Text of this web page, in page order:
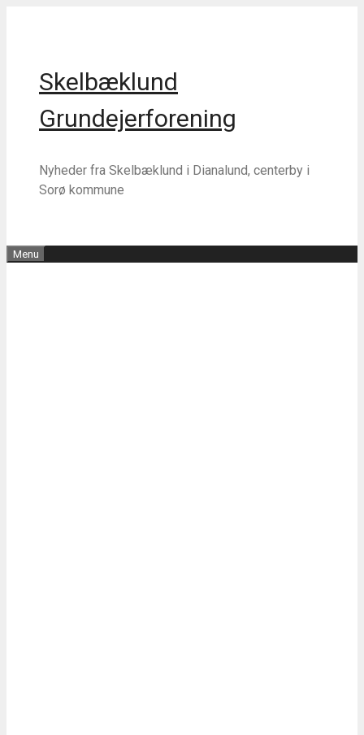
Skelbæklund
Grundejerforening
Nyheder fra Skelbæklund i Dianalund, centerby i
Sorø kommune
Menu